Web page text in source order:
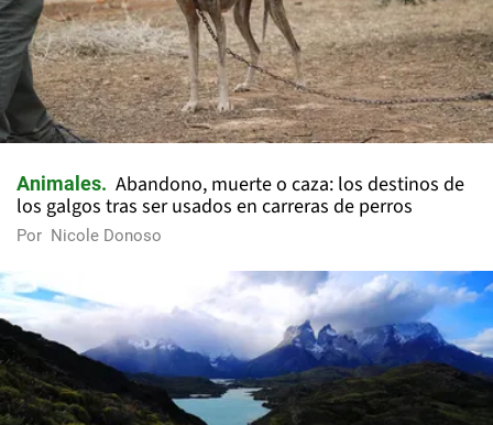
Animales
Abandono, muerte o caza: los destinos de
los galgos tras ser usados en carreras de perros
Por Nicole Donoso